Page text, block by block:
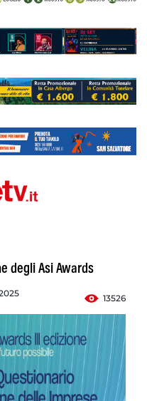
degli Asi Awards
13526